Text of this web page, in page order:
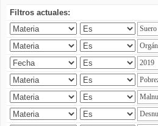
Filtros actuales: